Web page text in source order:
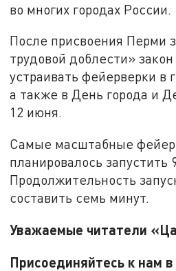
во многих городах России.
После присвоения Перми
трудовой доблести»
устраивать фейерверки в
а также в День города и
12 июня.
Самые масштабные
планировалось запустить
Продолжительность
составить семь минут.
Уважаемые читатели
Присоединяйтесь к нам